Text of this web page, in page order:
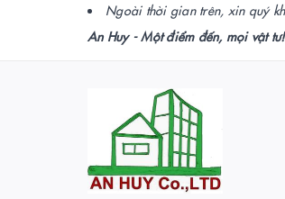
Ngoài thời gian trên, xin quý
An Huy - Một điểm đến, mọi vật tư!